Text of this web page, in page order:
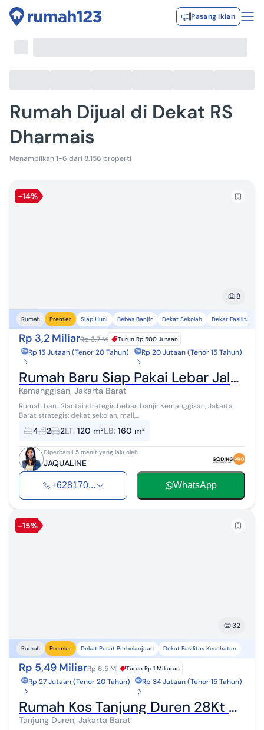
Pasang Iklan
Rumah Dijual di Dekat RS
Dharmais
Menampilkan 1-6 dari 8.156 properti
8
-14%
Rumah Premier Siap Huni Bebas Banjir Dekat Sekolah Dekat Fasilitas
Rp 3,2 MiliarRp 3.7 M Turun Rp 500 Jutaan
Rp 15 Jutaan (Tenor 20 Tahun) Rp 20 Jutaan (Tenor 15 Tahun)
Rumah Baru Siap Pakai Lebar Jalan 12Mtr Komplek Kemanggisan Jakarta Barat
Kemanggisan, Jakarta Barat
Rumah baru 2lantai strategis bebas banjir Kemanggisan, Jakarta
Barat strategis: dekat sekolah, mall,...
4 2 2LT: 120 m²LB: 160 m²
Diperbarui 5 menit yang lalu oleh
JAQUALINE
+628170... WhatsApp
32
-15%
Rumah Premier Dekat Pusat Perbelanjaan Dekat Fasilitas Kesehatan
Rp 5,49 MiliarRp 6.5 M Turun Rp 1 Miliaran
Rp 27 Jutaan (Tenor 20 Tahun) Rp 34 Jutaan (Tenor 15 Tahun)
Rumah Kos Tanjung Duren 28Kt Dekat Mall Siap Cuan
Tanjung Duren, Jakarta Barat